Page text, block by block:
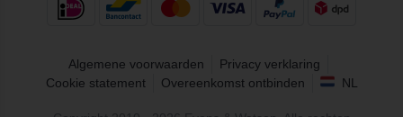
Algemene voorwaarden
Privacy verklaring
Cookie statement
Overeenkomst ontbinden NL